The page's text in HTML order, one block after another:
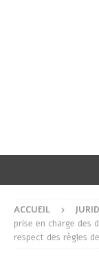
ACCUEIL
prise en charge des
respect des règles